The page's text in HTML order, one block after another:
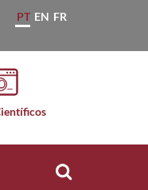
PT EN FR